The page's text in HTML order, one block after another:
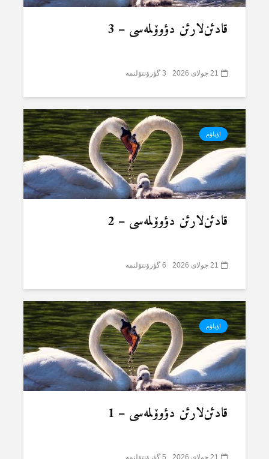
قادئن‌لارئن دؤوۆلمەسی – 3
21 جولای 2026 3 گؤرۆنتۆلنمە
اؤیلۆم
قادئن‌لارئن دؤوۆلمەسی – 2
21 جولای 2026 6 گؤرۆنتۆلنمە
اؤیلۆم
قادئن‌لارئن دؤوۆلمەسی – 1
21 جولای 2026 5 گؤرۆنتۆلنمە